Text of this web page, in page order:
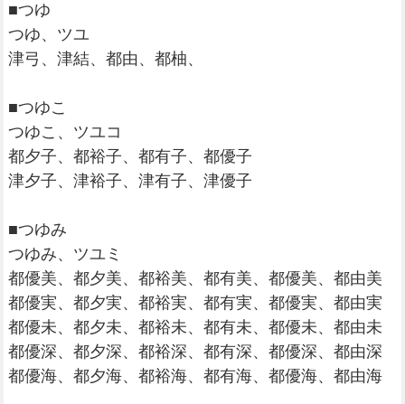
■つゆ
つゆ、ツユ
津弓、津結、都由、都柚、
■つゆこ
つゆこ、ツユコ
都夕子、都裕子、都有子、都優子
津夕子、津裕子、津有子、津優子
■つゆみ
つゆみ、ツユミ
都優美、都夕美、都裕美、都有美、都優美、都由美
都優実、都夕実、都裕実、都有実、都優実、都由実
都優未、都夕未、都裕未、都有未、都優未、都由未
都優深、都夕深、都裕深、都有深、都優深、都由深
都優海、都夕海、都裕海、都有海、都優海、都由海